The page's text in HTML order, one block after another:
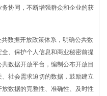
协同，不断增强群众和企业的获
数据开放政策体系，明确公共数
、保护个人信息和商业秘密前提
数据开放平台，编制公布开放目
社会需求迫切的数据，鼓励建立
数据的完整性、准确性、及时性